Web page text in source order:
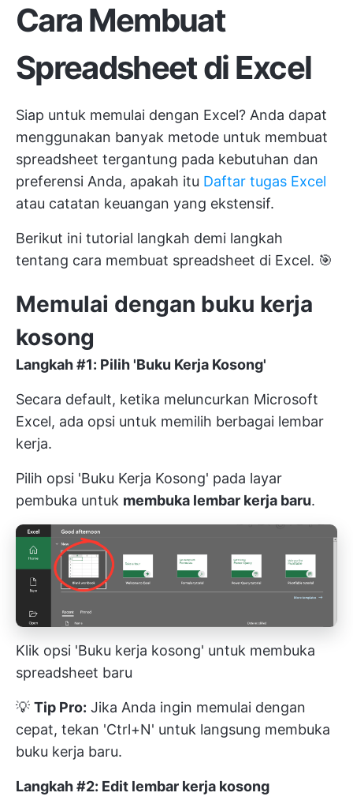
Cara Membuat
Spreadsheet di Excel
Siap untuk memulai dengan Excel? Anda dapat
menggunakan banyak metode untuk membuat
spreadsheet tergantung pada kebutuhan dan
preferensi Anda, apakah itu Daftar tugas Excel
atau catatan keuangan yang ekstensif.
Berikut ini tutorial langkah demi langkah
tentang cara membuat spreadsheet di Excel. 🎯
Memulai dengan buku kerja
kosong
Langkah #1: Pilih 'Buku Kerja Kosong'
Secara default, ketika meluncurkan Microsoft
Excel, ada opsi untuk memilih berbagai lembar
kerja.
Pilih opsi 'Buku Kerja Kosong' pada layar
pembuka untuk membuka lembar kerja baru.
Klik opsi 'Buku kerja kosong' untuk membuka
spreadsheet baru
💡 Tip Pro: Jika Anda ingin memulai dengan
cepat, tekan 'Ctrl+N' untuk langsung membuka
buku kerja baru.
Langkah #2: Edit lembar kerja kosong